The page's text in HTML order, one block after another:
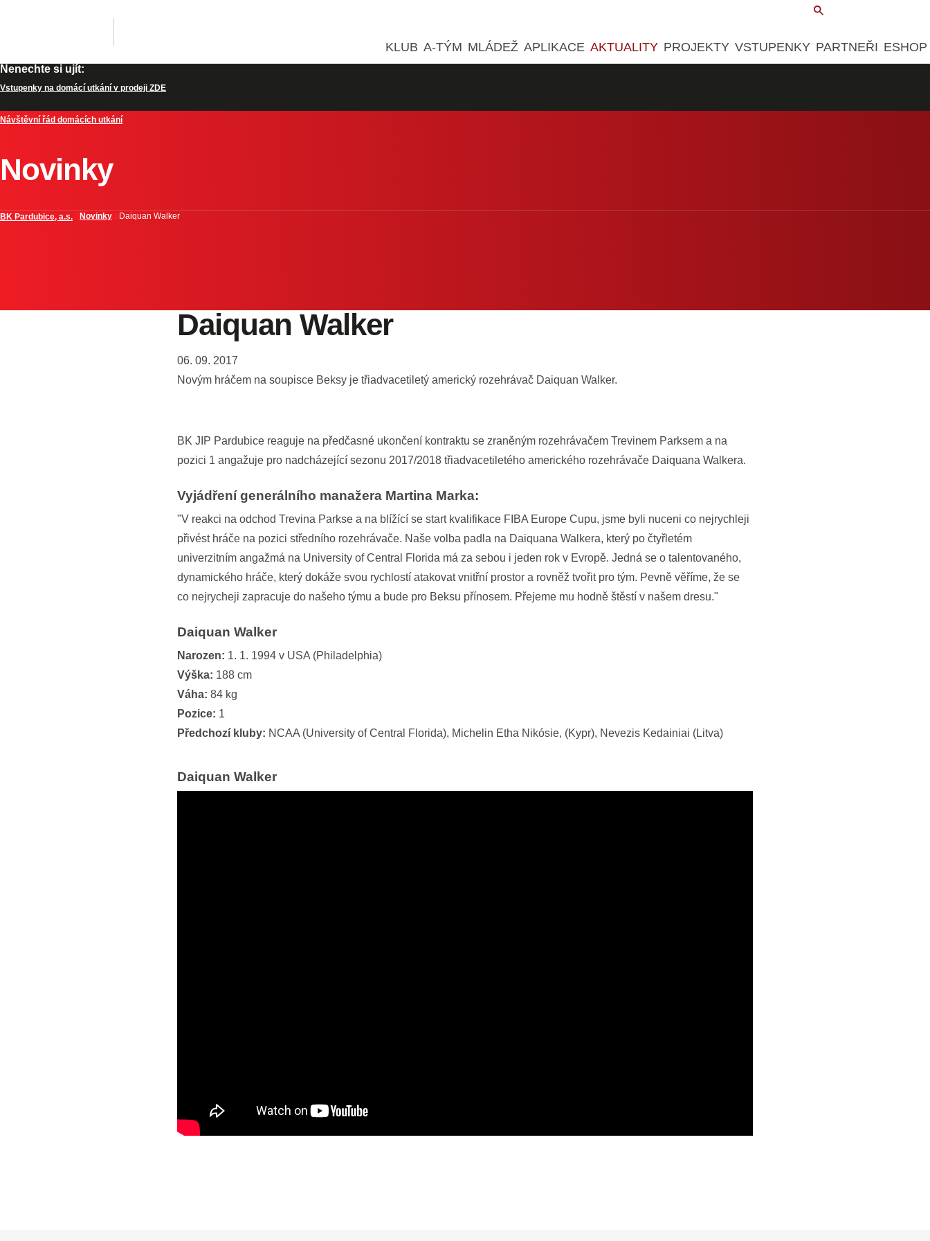
KLUB A-TÝM MLÁDEŽ APLIKACE AKTUALITY PROJEKTY VSTUPENKY PARTNEŘI ESHOP
Nenechte si ujít:
Vstupenky na domácí utkání v prodeji ZDE
Návštěvní řád domácích utkání
Novinky
BK Pardubice, a.s. Novinky Daiquan Walker
Daiquan Walker
06. 09. 2017
Novým hráčem na soupisce Beksy je třiadvacetiletý americký rozehrávač Daiquan Walker.
BK JIP Pardubice reaguje na předčasné ukončení kontraktu se zraněným rozehrávačem Trevinem Parksem a na
pozici 1 angažuje pro nadcházející sezonu 2017/2018 třiadvacetiletého amerického rozehrávače Daiquana Walkera.
Vyjádření generálního manažera Martina Marka:
"V reakci na odchod Trevina Parkse a na blížící se start kvalifikace FIBA Europe Cupu, jsme byli nuceni co nejrychleji
přivést hráče na pozici středního rozehrávače. Naše volba padla na Daiquana Walkera, který po čtyřletém
univerzitním angažmá na University of Central Florida má za sebou i jeden rok v Evropě. Jedná se o talentovaného,
dynamického hráče, který dokáže svou rychlostí atakovat vnitřní prostor a rovněž tvořit pro tým. Pevně věříme, že se
co nejrycheji zapracuje do našeho týmu a bude pro Beksu přínosem. Přejeme mu hodně štěstí v našem dresu."
Daiquan Walker
Narozen: 1. 1. 1994 v USA (Philadelphia)
Výška: 188 cm
Váha: 84 kg
Pozice: 1
Předchozí kluby: NCAA (University of Central Florida), Michelin Etha Nikósie, (Kypr), Nevezis Kedainiai (Litva)
Daiquan Walker